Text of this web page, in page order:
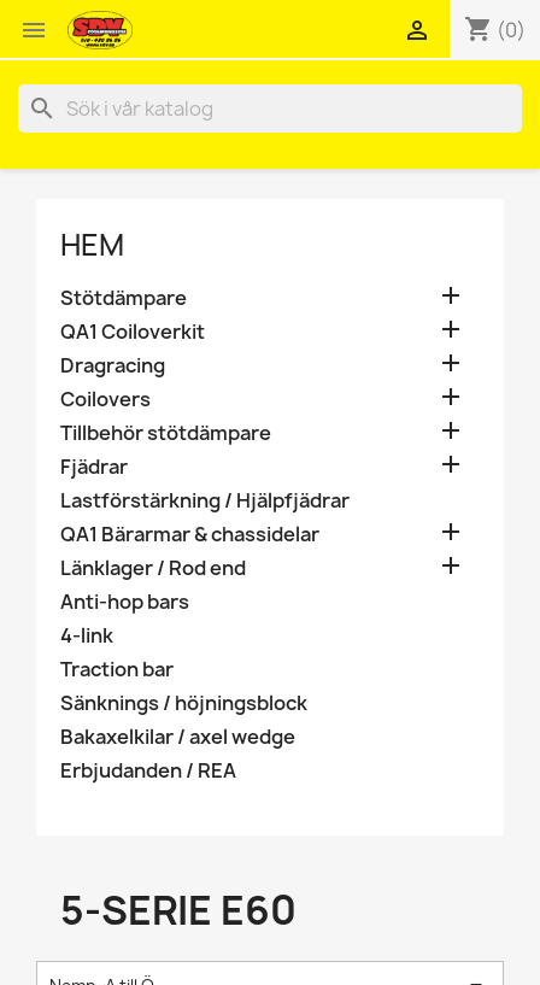
 shopping_cart (0)

search
HEM
Stötdämpare 
QA1 Coiloverkit 
Dragracing 
Coilovers 
Tillbehör stötdämpare 
Fjädrar 
Lastförstärkning / Hjälpfjädrar
QA1 Bärarmar & chassidelar

Länklager / Rod end 
Anti-hop bars
4-link
Traction bar
Sänknings / höjningsblock
Bakaxelkilar / axel wedge
Erbjudanden / REA
5-SERIE E60